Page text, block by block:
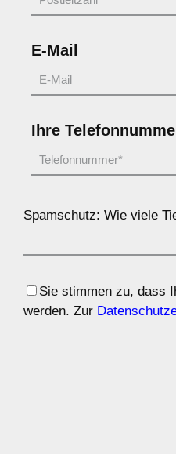
E-Mail
Ihre
Spamschutz: Wie viele
Sie stimmen zu, dass
werden. Zur